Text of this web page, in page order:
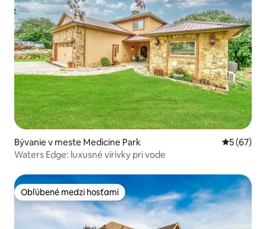
Bývanie v meste Medicine Park
5 (67)
Waters Edge: luxusné vírivky pri vode
Obľúbené medzi hosťami
Obľúbené medzi hosťami